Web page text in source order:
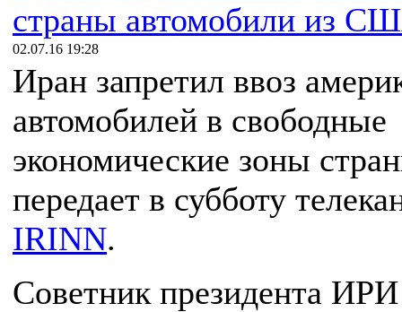
страны автомобили из
02.07.16 19:28
Иран запретил ввоз
автомобилей в свободные
экономические зоны
передает в субботу
IRINN.
Советник президента